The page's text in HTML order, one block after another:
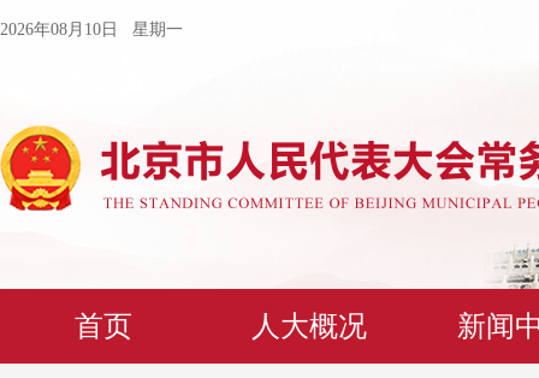
2026年08月10日 星期一
首页 人大概况 新闻